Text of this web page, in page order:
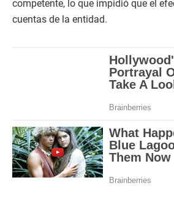
competente, lo que impidió que el
cuentas de la entidad.